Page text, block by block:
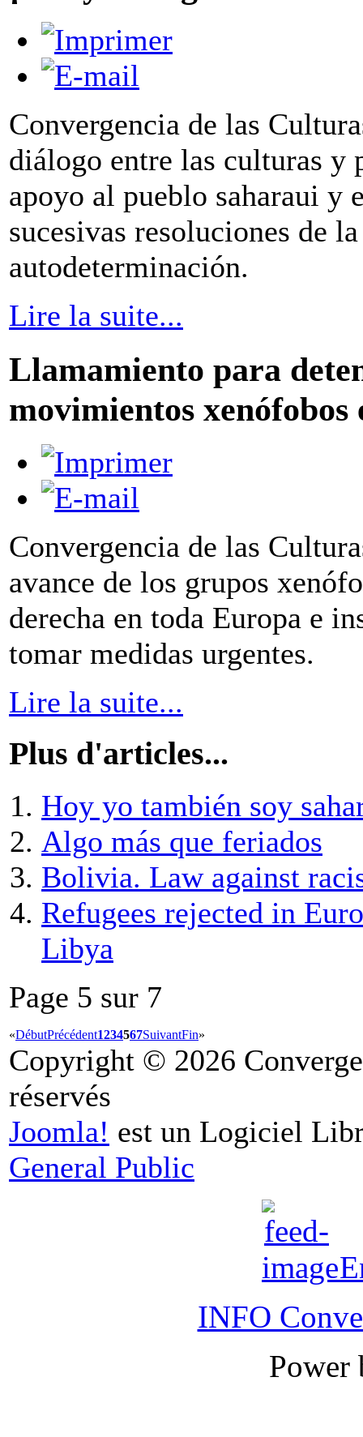
Convergencia de las
diálogo entre las culturas
apoyo al pueblo saharaui y
sucesivas resoluciones de
autodeterminación.
Lire la suite...
Llamamiento para
movimientos xenófobos
Convergencia de las
avance de los grupos
derecha en toda Europa e
tomar medidas urgentes.
Lire la suite...
Plus d'articles...
Hoy yo también soy
Algo más que feriados
Bolivia. Law against
Refugees rejected in
Libya
Page 5 sur 7
«DébutPrécédent1234567SuivantFin»
Copyright © 2026
réservés
Joomla! est un Logiciel
General Public
INFO